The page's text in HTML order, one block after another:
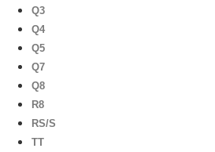
Q3
Q4
Q5
Q7
Q8
R8
RS/S
TT